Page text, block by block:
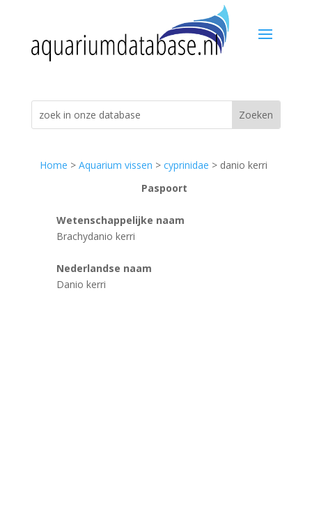
Home > Aquarium vissen > cyprinidae > danio kerri
Paspoort
Wetenschappelijke naam
Brachydanio kerri
Nederlandse naam
Danio kerri